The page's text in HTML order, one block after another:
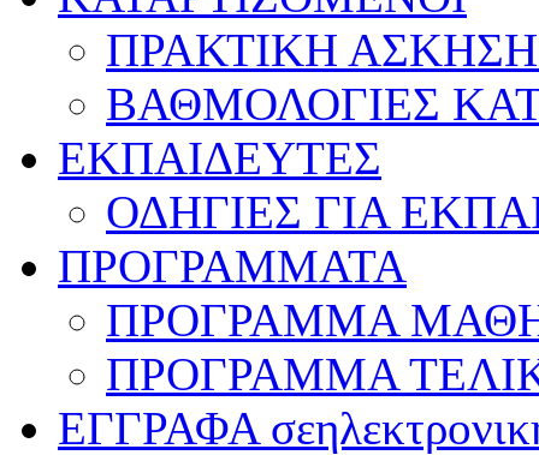
ΠΡΑΚΤΙΚΗ
ΒΑΘΜΟΛΟΓΙΕΣ
ΕΚΠΑΙΔΕΥΤΕΣ
ΟΔΗΓΙΕΣ ΓΙΑ
ΠΡΟΓΡΑΜΜΑΤΑ
ΠΡΟΓΡΑΜΜΑ
ΠΡΟΓΡΑΜΜΑ
ΕΓΓΡΑΦΑ σε